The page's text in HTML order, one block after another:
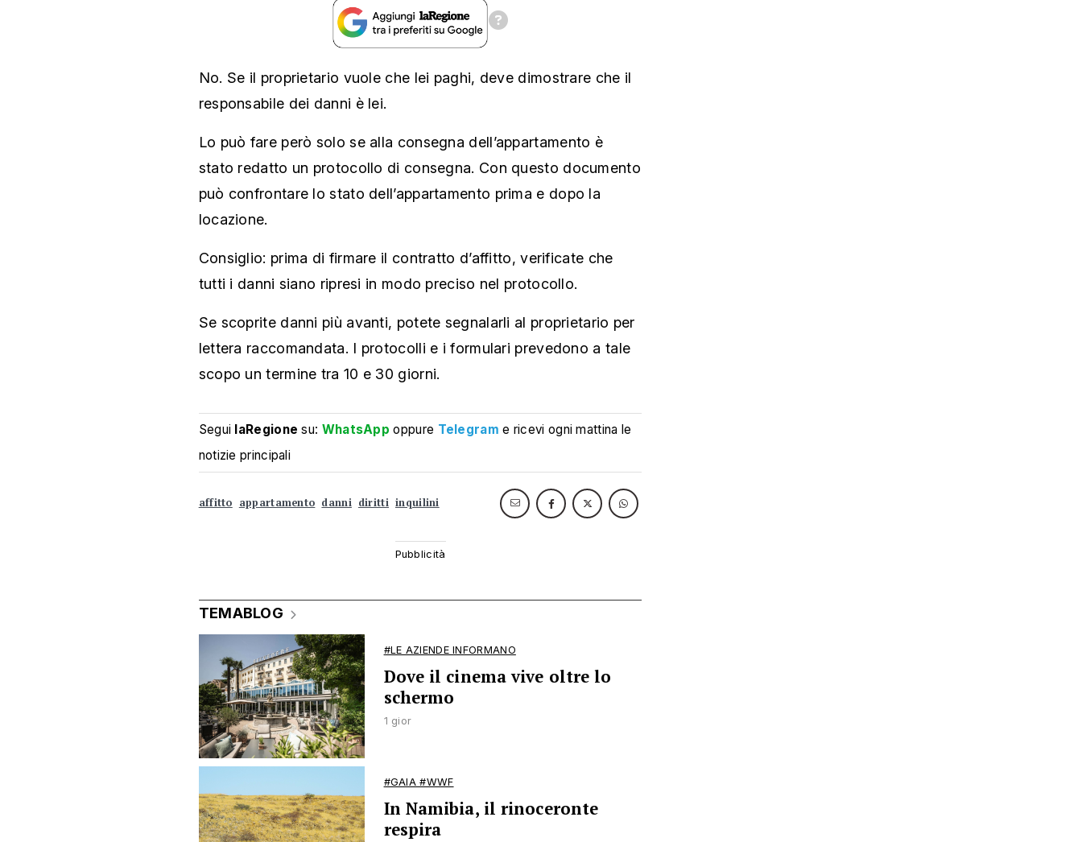
No. Se il proprietario vuole che lei paghi, deve dimostrare che il
responsabile dei danni è lei.
Lo può fare però solo se alla consegna dell’appartamento è
stato redatto un protocollo di consegna. Con questo documento
può confrontare lo stato dell’appartamento prima e dopo la
locazione.
Consiglio: prima di firmare il contratto d’affitto, verificate che
tutti i danni siano ripresi in modo preciso nel protocollo.
Se scoprite danni più avanti, potete segnalarli al proprietario per
lettera raccomandata. I protocolli e i formulari prevedono a tale
scopo un termine tra 10 e 30 giorni.
Segui laRegione su: WhatsApp oppure Telegram e ricevi ogni mattina le
notizie principali
affitto appartamento danni diritti inquilini
TEMABLOG
#LE AZIENDE INFORMANO
Dove il cinema vive oltre lo
schermo
1 gior
#GAIA #WWF
In Namibia, il rinoceronte
respira